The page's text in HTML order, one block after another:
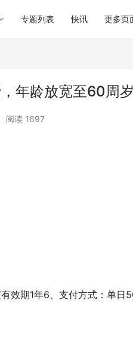
专题列表 快讯 更多页
年龄放宽至60周岁
阅读 1697
效期1年6、支付方式：单日